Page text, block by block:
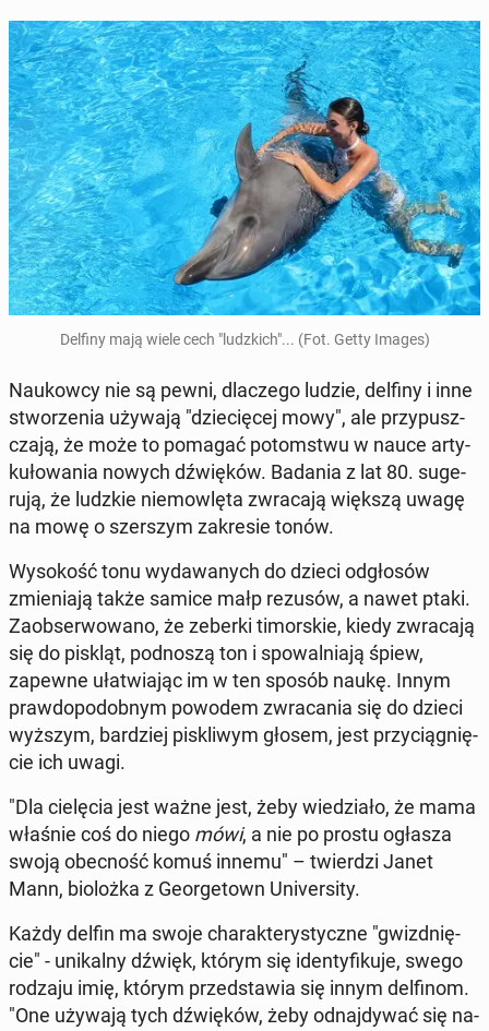
Delfiny mają wiele cech "ludz­kich"... (Fot. Getty Images)
Na­ukow­cy nie są pewni, dla­cze­go ludzie, delfiny i inne
stwo­rze­nia używają "dzie­cię­cej mowy", ale przy­pusz­
cza­ją, że może to pomagać po­tom­stwu w nauce ar­ty­
ku­ło­wa­nia nowych dźwię­ków. Badania z lat 80. su­ge­
ru­ją, że ludzkie nie­mow­lę­ta zwra­ca­ją większą uwagę
na mowę o szer­szym za­kre­sie tonów.
Wy­so­kość tonu wy­da­wa­nych do dzieci od­gło­sów
zmie­nia­ją także samice małp rezusów, a nawet ptaki.
Za­ob­ser­wo­wa­no, że zeberki ti­mor­skie, kiedy zwra­ca­ją
się do piskląt, pod­no­szą ton i spo­wal­nia­ją śpiew,
zapewne uła­twia­jąc im w ten sposób naukę. Innym
praw­do­po­dob­nym powodem zwra­ca­nia się do dzieci
wyższym, bar­dziej pi­skli­wym głosem, jest przy­cią­gnię­
cie ich uwagi.
"Dla cie­lę­cia jest ważne jest, żeby wie­dzia­ło, że mama
właśnie coś do niego mówi, a nie po prostu ogłasza
swoją obec­ność komuś innemu" – twier­dzi Janet
Mann, bio­loż­ka z Geo­r­ge­town Uni­ver­si­ty.
Każdy delfin ma swoje cha­rak­te­ry­stycz­ne "gwizd­nię­
cie" - uni­kal­ny dźwięk, którym się iden­ty­fi­ku­je, swego
rodzaju imię, którym przed­sta­wia się innym del­fi­nom.
"One używają tych dźwię­ków, żeby od­naj­dy­wać się na­